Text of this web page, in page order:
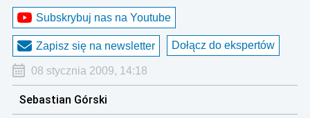
Subskrybuj nas na Youtube
Zapisz się na newsletter Dołącz do ekspertów
08 stycznia 2009, 14:18
Sebastian Górski